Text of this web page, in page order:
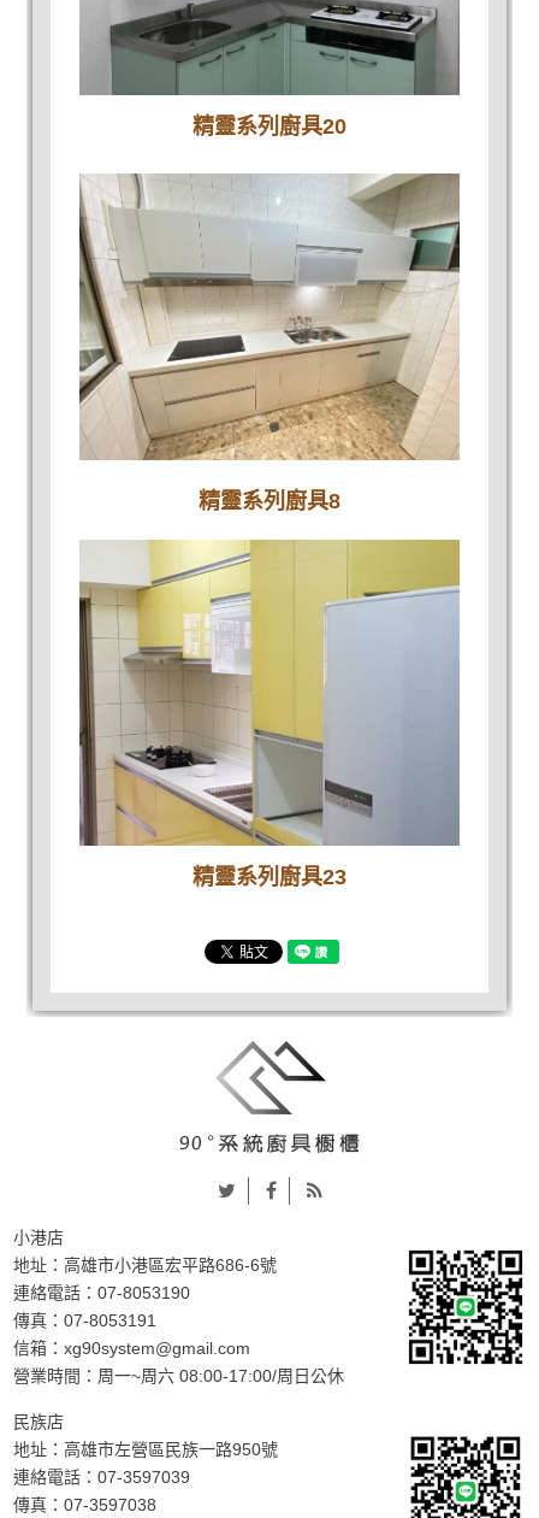
精靈系列廚具20
精靈系列廚具8
精靈系列廚具23
小港店
地址：高雄市小港區宏平路686-6號
連絡電話：07-8053190
傳真：07-8053191
信箱：xg90system@gmail.com
營業時間：周一~周六 08:00-17:00/周日公休
民族店
地址：高雄市左營區民族一路950號
連絡電話：07-3597039
傳真：07-3597038